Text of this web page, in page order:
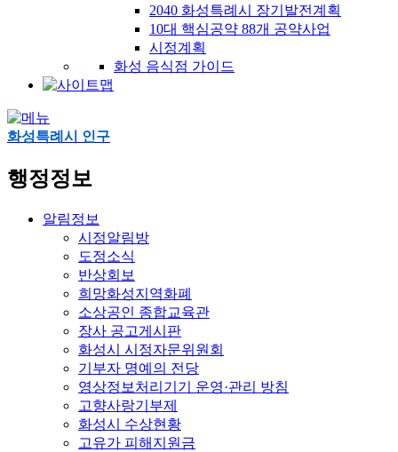
2040 화성특례시 장기발전계획
10대 핵심공약 88개 공약사업
시정계획
화성 음식점 가이드
화성특례시 인구
행정정보
알림정보
시정알림방
도정소식
반상회보
희망화성지역화폐
소상공인 종합교육관
장사 공고게시판
화성시 시정자문위원회
기부자 명예의 전당
영상정보처리기기 운영·관리 방침
고향사랑기부제
화성시 수상현황
고유가 피해지원금